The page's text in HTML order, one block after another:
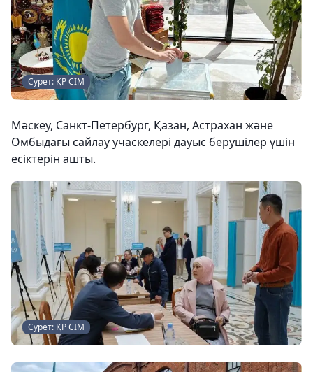
Сурет: ҚР СІМ
Мәскеу, Санкт-Петербург, Қазан, Астрахан және
Омбыдағы сайлау учаскелері дауыс берушілер үшін
есіктерін ашты.
Сурет: ҚР СІМ